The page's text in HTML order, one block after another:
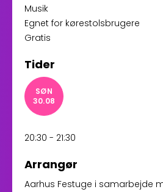
Musik
Egnet for kørestolsbrugere
Gratis
Tider
SØN
30.08
20:30 - 21:30
Arrangør
Aarhus Festuge i samarbejde